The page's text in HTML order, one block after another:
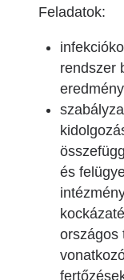
Feladatok:
rendszer
és
országos